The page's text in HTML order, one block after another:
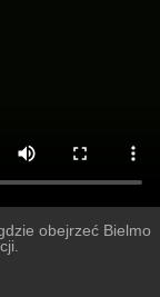
obejrzeć Bielmo